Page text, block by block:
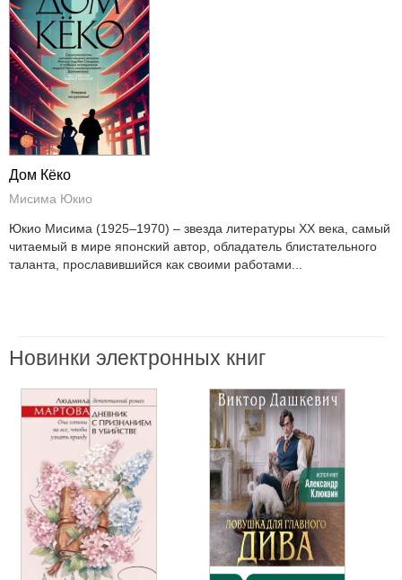
Дом Кёко
Мисима Юкио
Юкио Мисима (1925–1970) – звезда литературы XX века, самый
читаемый в мире японский автор, обладатель блистательного
таланта, прославившийся как своими работами...
Новинки электронных книг